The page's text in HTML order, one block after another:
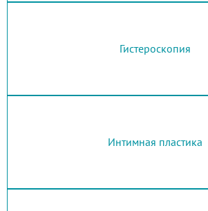
Гистероскопия
Интимная пластика